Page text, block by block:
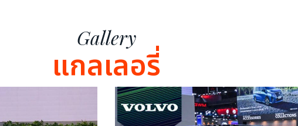
Gallery
แกลเลอรี่